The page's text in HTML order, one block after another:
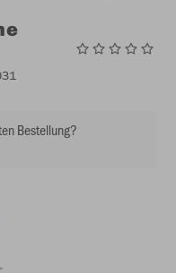
Bestellung?